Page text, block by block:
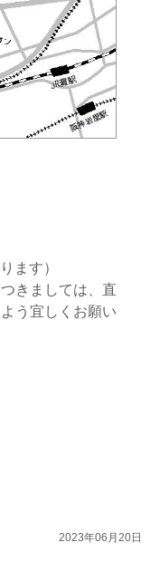
ます）
きましては、直
う宜しくお願い
2023年06月20日